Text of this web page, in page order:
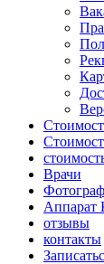
Врачи
Аппарат
отзывы
контакты